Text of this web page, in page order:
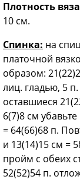
Плотность
10 см.
Спинка: на
платочной
образом:
лиц. гладью, 5
оставшиеся
6(7)8 см
= 64(66)68 п.
и 13(14)15 см =
пройм с обеих
52(52)54 п.